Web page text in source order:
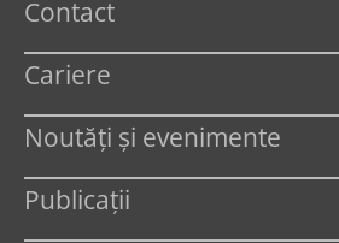
Contact
Cariere
Noutăți și evenimente
Publicații